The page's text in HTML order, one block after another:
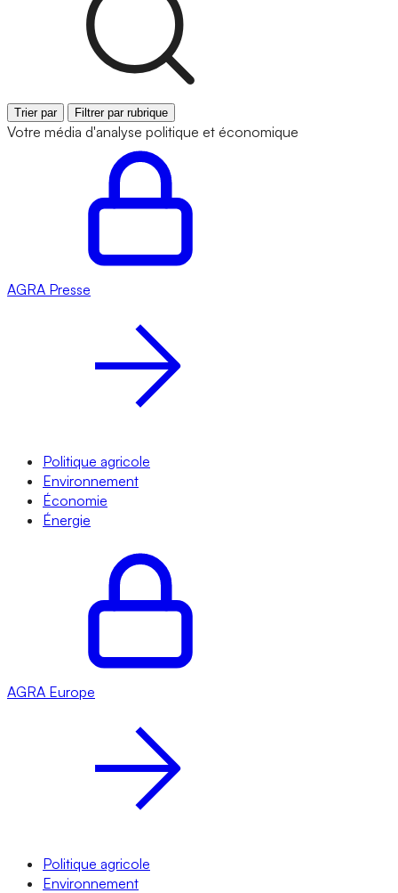
Trier par Filtrer par rubrique
Votre média d'analyse politique et économique
AGRA Presse
Politique agricole
Environnement
Économie
Énergie
AGRA Europe
Politique agricole
Environnement